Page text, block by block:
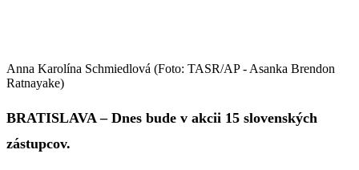
Anna Karolína Schmiedlová (Foto: TASR/AP - Asanka Brendon
Ratnayake)
BRATISLAVA – Dnes bude v akcii 15 slovenských
zástupcov.